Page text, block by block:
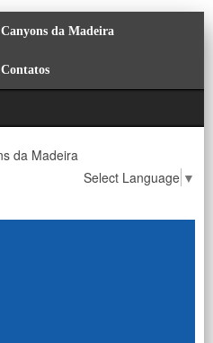
Canyons da Madeira
Contatos
Select Language ▼